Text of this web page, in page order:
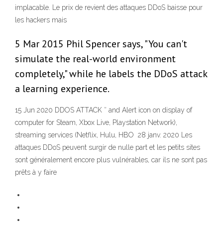
implacable. Le prix de revient des attaques DDoS baisse pour
les hackers mais
5 Mar 2015 Phil Spencer says, "You can't
simulate the real-world environment
completely," while he labels the DDoS attack
a learning experience.
15 Jun 2020 DDOS ATTACK ″ and Alert icon on display of
computer for Steam, Xbox Live, Playstation Network),
streaming services (Netflix, Hulu, HBO 28 janv. 2020 Les
attaques DDoS peuvent surgir de nulle part et les petits sites
sont généralement encore plus vulnérables, car ils ne sont pas
prêts à y faire